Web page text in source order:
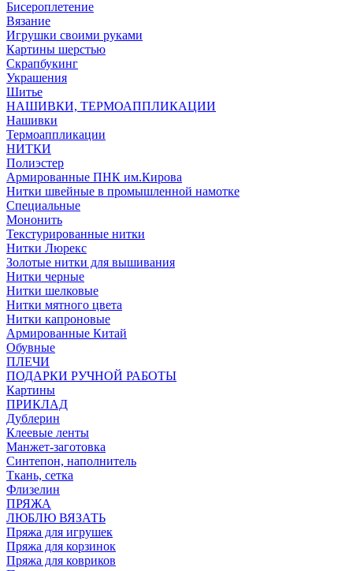
Бисероплетение
Вязание
Игрушки своими руками
Картины шерстью
Скрапбукинг
Украшения
Шитье
НАШИВКИ, ТЕРМОАППЛИКАЦИИ
Нашивки
Термоаппликации
НИТКИ
Полиэстер
Армированные ПНК им.Кирова
Нитки швейные в промышленной намотке
Специальные
Мононить
Текстурированные нитки
Нитки Люрекс
Золотые нитки для вышивания
Нитки черные
Нитки шелковые
Нитки мятного цвета
Нитки капроновые
Армированные Китай
Обувные
ПЛЕЧИ
ПОДАРКИ РУЧНОЙ РАБОТЫ
Картины
ПРИКЛАД
Дублерин
Клеевые ленты
Манжет-заготовка
Синтепон, наполнитель
Ткань, сетка
Флизелин
ПРЯЖА
ЛЮБЛЮ ВЯЗАТЬ
Пряжа для игрушек
Пряжа для корзинок
Пряжа для ковриков